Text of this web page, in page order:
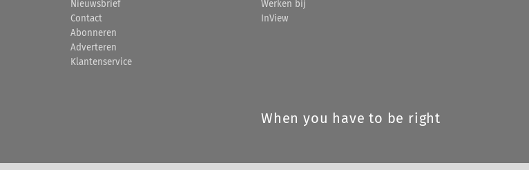
Nieuwsbrief
Contact
Abonneren
Adverteren
Klantenservice
Werken bij
InView
When you have to be right